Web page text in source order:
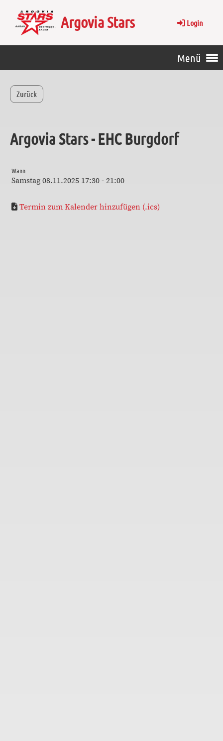
Argovia Stars Login
Menü
Zurück
Argovia Stars - EHC Burgdorf
Wann
Samstag 08.11.2025 17:30 - 21:00
Termin zum Kalender hinzufügen (.ics)